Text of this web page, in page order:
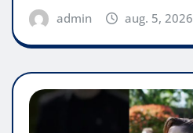
admin aug. 5, 2026